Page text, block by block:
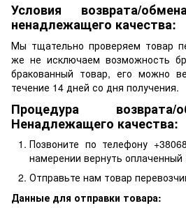
Условия возврата/
ненадлежащего качества:
Мы тщательно проверяем товар
же не исключаем возможность
бракованный товар, его можно
течение 14 дней со дня получения.
Процедура
Ненадлежащего качества:
Позвоните по телефону
намерении вернуть оплаченный
Отправьте нам товар
Данные для отправки товара: